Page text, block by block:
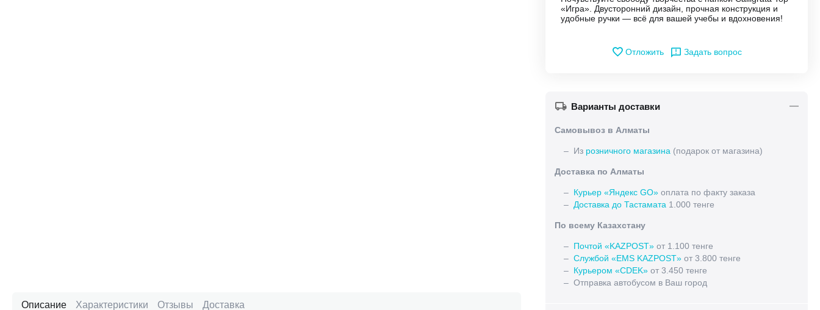
«Игра». Двусторонний дизайн, прочная конструкция и
удобные ручки — всё для вашей учебы и вдохновения!
Отложить Задать вопрос
Варианты доставки
Самовывоз в Алматы
– Из розничного магазина (подарок от магазина)
Доставка по Алматы
– Курьер «Яндекс GO» оплата по факту заказа
– Доставка до Тастамата 1.000 тенге
По всему Казахстану
– Почтой «KAZPOST» от 1.100 тенге
– Службой «EMS KAZPOST» от 3.800 тенге
– Курьером «CDEK» от 3.450 тенге
– Отправка автобусом в Ваш город
Описание Характеристики Отзывы Доставка